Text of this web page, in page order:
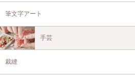
筆文字アート
手芸
裁縫